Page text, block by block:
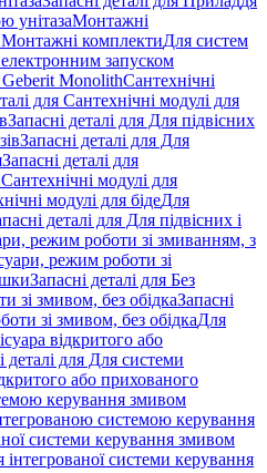
унітазаМонтажні
Монтажні комплектиДля систем
запуском
Geberit MonolithСантехнічні
для Сантехнічні модулі для
Запасні деталі для Для підвісних
Запасні деталі для Для
Запасні деталі для
Сантехнічні модулі для
модулі для бідеДля
деталі для Для підвісних і
режим роботи зі змиванням, з
режим роботи зі
Запасні деталі для Без
зі змивом, без обідкаЗапасні
зі змивом, без обідкаДля
відкритого або
деталі для Для системи
або прихованого
керування змивом
системою керування
системи керування змивом
інтегрованої системи керування